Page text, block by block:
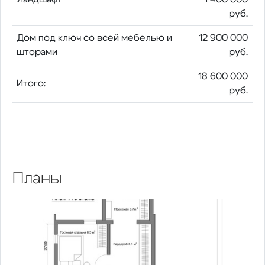
руб.
Дом под ключ со всей мебелью и
шторами
12 900 000
руб.
Итого:
18 600 000
руб.
Планы